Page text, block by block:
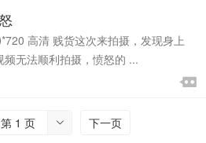
高清 贱货这次来拍摄，发现身上
频无法顺利拍摄，愤怒的 ...



第 1 页 下一页